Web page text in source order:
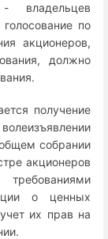
владельцев
по
акционеров,
должно
получение
собрании
акционеров
о ценных
их прав на